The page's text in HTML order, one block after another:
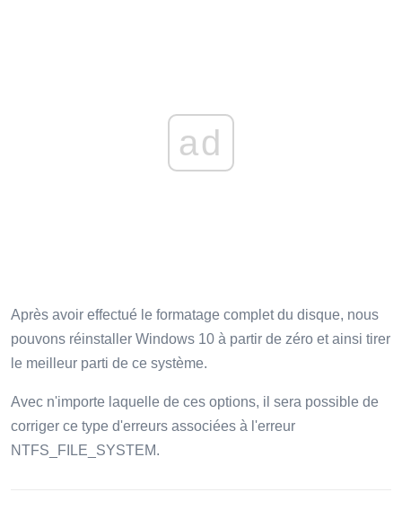
ad
Après avoir effectué le formatage complet du disque, nous
pouvons réinstaller Windows 10 à partir de zéro et ainsi tirer
le meilleur parti de ce système.
Avec n'importe laquelle de ces options, il sera possible de
corriger ce type d'erreurs associées à l'erreur
NTFS_FILE_SYSTEM.